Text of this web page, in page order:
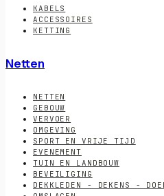
KABELS
ACCESSOIRES
KETTING
Netten
NETTEN
GEBOUW
VERVOER
OMGEVING
SPORT EN VRIJE TIJD
EVENEMENT
TUIN EN LANDBOUW
BEVEILIGING
DEKKLEDEN - DEKENS -